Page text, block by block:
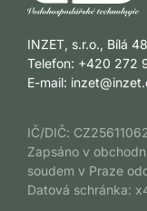
INZET, s.r.o., Bílá
Telefon: +420 272
E-mail:
IČ/DIČ:
Zapsáno v
soudem v Praze
Datová schránka: